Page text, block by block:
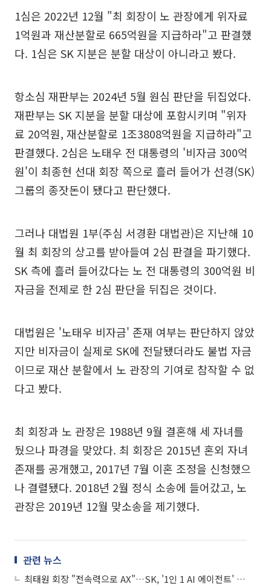
1심은 2022년 12월 "최 회장이 노 관장에게 위자료
1억원과 재산분할로 665억원을 지급하라"고 판결했
다. 1심은 SK 지분은 분할 대상이 아니라고 봤다.
항소심 재판부는 2024년 5월 원심 판단을 뒤집었다.
재판부는 SK 지분을 분할 대상에 포함시키며 "위자
료 20억원, 재산분할로 1조3808억원을 지급하라"고
판결했다. 2심은 노태우 전 대통령의 '비자금 300억
원'이 최종현 선대 회장 쪽으로 흘러 들어가 선경(SK)
그룹의 종잣돈이 됐다고 판단했다.
그러나 대법원 1부(주심 서경환 대법관)은 지난해 10
월 최 회장의 상고를 받아들여 2심 판결을 파기했다.
SK 측에 흘러 들어갔다는 노 전 대통령의 300억원 비
자금을 전제로 한 2심 판단을 뒤집은 것이다.
대법원은 '노태우 비자금' 존재 여부는 판단하지 않았
지만 비자금이 실제로 SK에 전달됐더라도 불법 자금
이므로 재산 분할에서 노 관장의 기여로 참작할 수 없
다고 봤다.
최 회장과 노 관장은 1988년 9월 결혼해 세 자녀를
뒀으나 파경을 맞았다. 최 회장은 2015년 혼외 자녀
존재를 공개했고, 2017년 7월 이혼 조정을 신청했으
나 결렬됐다. 2018년 2월 정식 소송에 들어갔고, 노
관장은 2019년 12월 맞소송을 제기했다.
관련 뉴스
최태원 회장 "전속력으로 AX"…SK, '1인 1 AI 에이전트' 시대 연다